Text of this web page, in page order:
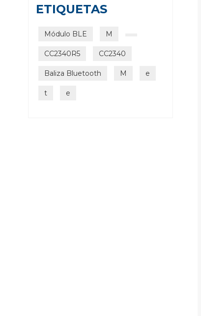
ETIQUETAS
Módulo BLE M
CC2340R5 CC2340
Baliza Bluetooth M e
t e